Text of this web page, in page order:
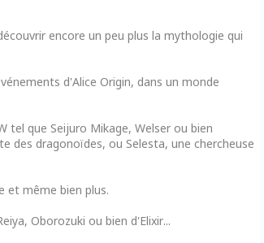
encore un peu plus la mythologie qui
d'Alice Origin, dans un monde
tel que Seijuro Mikage, Welser ou bien
des dragonoïdes, ou Selesta, une chercheuse
et même bien plus.
Oborozuki ou bien d'Elixir...